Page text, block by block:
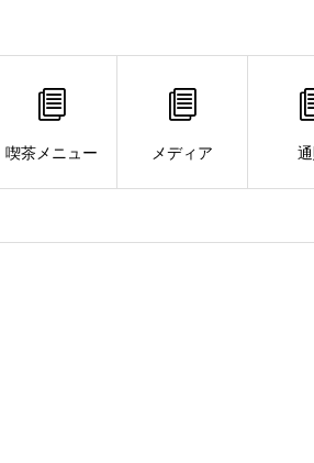
喫茶メニュー メディア